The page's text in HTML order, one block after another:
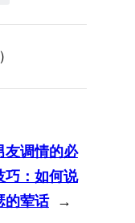
友调情的必
巧：如何说
的荤话
→